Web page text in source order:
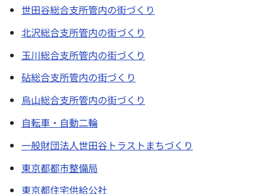
世田谷総合支所管内の街づくり
北沢総合支所管内の街づくり
玉川総合支所管内の街づくり
砧総合支所管内の街づくり
烏山総合支所管内の街づくり
自転車・自動二輪
一般財団法人世田谷トラストまちづくり
東京都都市整備局
東京都住宅供給公社